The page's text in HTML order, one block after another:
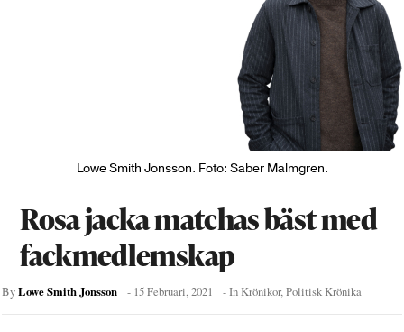
Lowe Smith Jonsson. Foto: Saber Malmgren.
Rosa jacka matchas bäst med
fackmedlemskap
ByLowe Smith Jonsson - 15 Februari, 2021 - In Krönikor,Politisk Krönika